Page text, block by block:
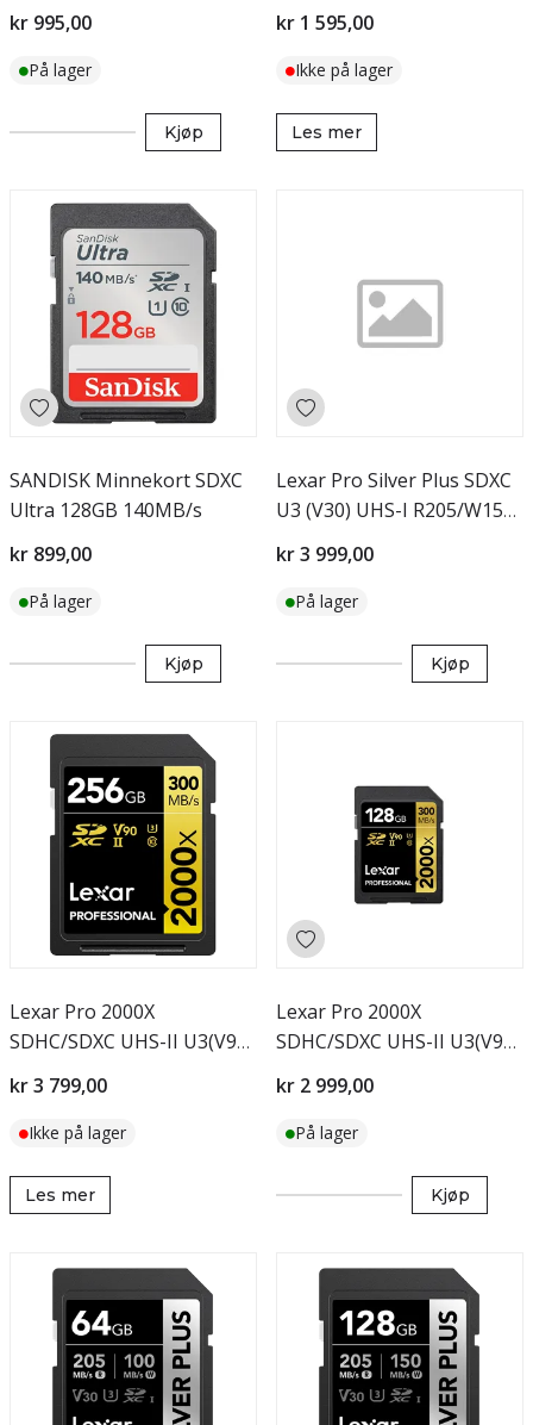
kr 995,00
På lager
Kjøp
kr 1 595,00
Ikke på lager
Les mer
SANDISK Minnekort SDXC
Ultra 128GB 140MB/s
kr 899,00
På lager
Kjøp
Lexar Pro Silver Plus SDXC
U3 (V30) UHS-I R205/W150
kr 3 999,00
På lager
Kjøp
Lexar Pro 2000X
SDHC/SDXC UHS-II U3(V90)
kr 3 799,00
Ikke på lager
Les mer
Lexar Pro 2000X
SDHC/SDXC UHS-II U3(V90)
kr 2 999,00
På lager
Kjøp